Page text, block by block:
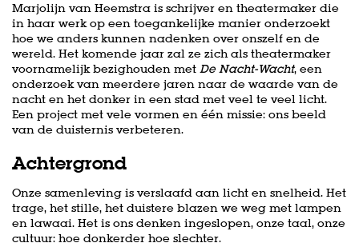
Marjolijn van Heemstra is schrijver en theatermaker die
in haar werk op een toegankelijke manier onderzoekt
hoe we anders kunnen nadenken over onszelf en de
wereld. Het komende jaar zal ze zich als theatermaker
voornamelijk bezighouden met De Nacht-Wacht, een
onderzoek van meerdere jaren naar de waarde van de
nacht en het donker in een stad met veel te veel licht.
Een project met vele vormen en één missie: ons beeld
van de duisternis verbeteren.
Achtergrond
Onze samenleving is verslaafd aan licht en snelheid. Het
trage, het stille, het duistere blazen we weg met lampen
en lawaai. Het is ons denken ingeslopen, onze taal, onze
cultuur: hoe donkerder hoe slechter.
Inzoomen